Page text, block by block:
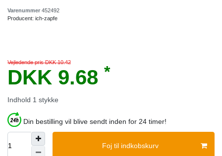
Varenummer 452492
Producent: ich-zapfe
Vejledende pris DKK 10.42
DKK 9.68 *
Indhold 1 stykke
Din bestilling vil blive sendt inden for 24 timer!
Foj til indkobskurv